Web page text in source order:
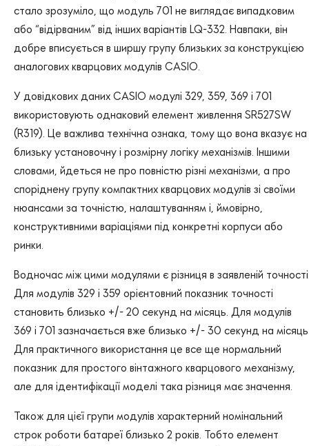
стало зрозуміло, що модуль 701 не виглядає випадковим
або “відірваним” від інших варіантів LQ-332. Навпаки, він
добре вписується в ширшу групу близьких за конструкцією
аналогових кварцових модулів CASIO.
У довідкових даних CASIO модулі 329, 359, 369 і 701
використовують однаковий елемент живлення SR527SW
(R319). Це важлива технічна ознака, тому що вона вказує на
близьку установочну і розмірну логіку механізмів. Іншими
словами, йдеться не про повністю різні механізми, а про
споріднену групу компактних кварцових модулів зі своїми
нюансами за точністю, налаштуванням і, ймовірно,
конструктивними варіаціями під конкретні корпуси або
ринки.
Водночас між цими модулями є різниця в заявленій
Для модулів 329 і 359 орієнтовний показник точності
становить близько +/- 20 секунд на місяць. Для модулів
369 і 701 зазначається вже близько +/- 30 секунд на
Для практичного використання це все ще нормальний
показник для простого вінтажного кварцового механізму,
але для ідентифікації моделі така різниця має значення.
Також для цієї групи модулів характерний номінальний
строк роботи батареї близько 2 років. Тобто елемент